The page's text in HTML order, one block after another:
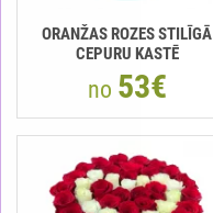
ORANŽAS ROZES STILĪGĀ
CEPURU KASTĒ
no 53€